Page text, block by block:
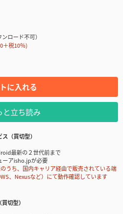
ロード不可）
＋税10％)
に入れる
と立ち読み
（買切型）
最新の２世代前まで
ーアisho.jpが必要
ち、国内キャリア経由で販売されている端
、Nexusなど）にて動作確認しています
切型）